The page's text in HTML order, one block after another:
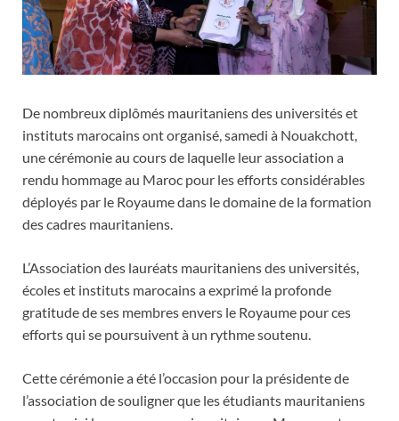
De nombreux diplômés mauritaniens des universités et
instituts marocains ont organisé, samedi à Nouakchott,
une cérémonie au cours de laquelle leur association a
rendu hommage au Maroc pour les efforts considérables
déployés par le Royaume dans le domaine de la formation
des cadres mauritaniens.
L’Association des lauréats mauritaniens des universités,
écoles et instituts marocains a exprimé la profonde
gratitude de ses membres envers le Royaume pour ces
efforts qui se poursuivent à un rythme soutenu.
Cette cérémonie a été l’occasion pour la présidente de
l’association de souligner que les étudiants mauritaniens